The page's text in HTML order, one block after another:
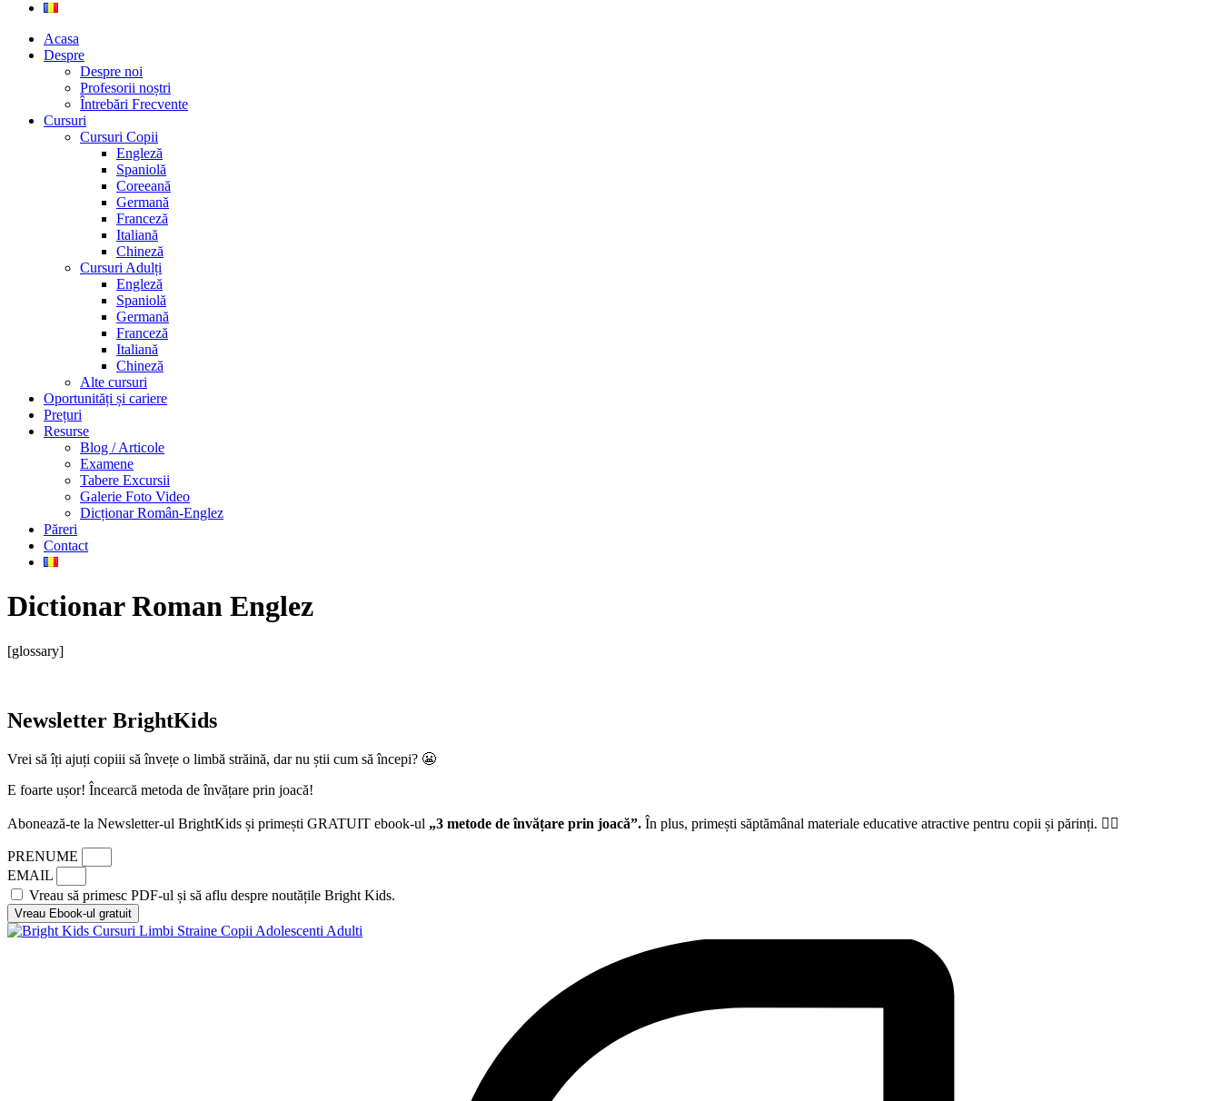
Acasa
Despre
Despre noi
Profesorii noștri
Întrebări Frecvente
Cursuri
Cursuri Copii
Engleză
Spaniolă
Coreeană
Germană
Franceză
Italiană
Chineză
Cursuri Adulți
Engleză
Spaniolă
Germană
Franceză
Italiană
Chineză
Alte cursuri
Oportunități și cariere
Prețuri
Resurse
Blog / Articole
Examene
Tabere Excursii
Galerie Foto Video
Dicționar Român-Englez
Păreri
Contact
Dictionar Roman Englez
[glossary]
Newsletter BrightKids
Vrei să îți ajuți copiii să învețe o limbă străină, dar nu știi cum să începi? 😬
E foarte ușor! Încearcă metoda de învățare prin joacă!
Abonează-te la Newsletter-ul BrightKids și primești GRATUIT ebook-ul „3 metode de învățare prin joacă”. În plus, primești săptămânal materiale educative atractive pentru copii și părinți. 👍🏻
PRENUME
EMAIL
Vreau să primesc PDF-ul și să aflu despre noutățile Bright Kids.
Vreau Ebook-ul gratuit